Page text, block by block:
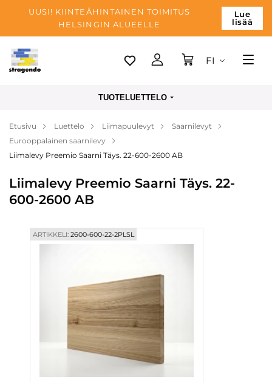
UUSI! KIINTEÄHINTAINEN TOIMITUS
HELSINGIN ALUEELLE
Lue
lisää
Tallinn
Maksu
Yrityksen
Blogi
Yhteystiedot
FI
TUOTELUETTELO
Etusivu Luettelo Liimapuulevyt
Saarnilevyt
Eurooppalainen saarnilevy
Liimalevy Preemio Saarni Täys. 22-600-2600 AB
Liimalevy Preemio Saarni Täys. 22-
600-2600 AB
ARTIKKELI:2600-600-22-2PLSL